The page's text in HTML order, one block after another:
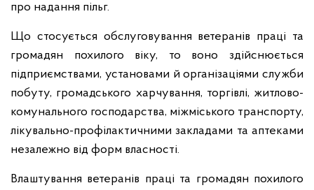
про надання пільг.
Що стосується обслуговування ветеранів праці та
громадян похилого віку, то воно здійснюється
підприємствами, установами й організаціями служби
побуту, громадського харчування, торгівлі, житлово-
комунального господарства, міжміського транспорту,
лікувально-профілактичними закладами та аптеками
незалежно від форм власності.
Влаштування ветеранів праці та громадян похилого